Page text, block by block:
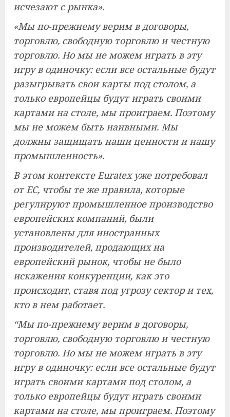
исчезают с рынка».
«Мы по-прежнему верим в договоры,
торговлю, свободную торговлю и честную
торговлю. Но мы не можем играть в эту
игру в одиночку: если все остальные будут
разыгрывать свои карты под столом, а
только европейцы будут играть своими
картами на столе, мы проиграем. Поэтому
мы не можем быть наивными. Мы
должны защищать наши ценности и нашу
промышленность».
В этом контексте Euratex уже потребовал
от ЕС, чтобы те же правила, которые
регулируют промышленное производство
европейских компаний, были
установлены для иностранных
производителей, продающих на
европейский рынок, чтобы не было
искажения конкуренции, как это
происходит, ставя под угрозу сектор и тех,
кто в нем работает.
“Мы по-прежнему верим в договоры,
торговлю, свободную торговлю и честную
торговлю. Но мы не можем играть в эту
игру в одиночку: если все остальные будут
играть своими картами под столом, а
только европейцы будут играть своими
картами на столе, мы проиграем. Поэтому